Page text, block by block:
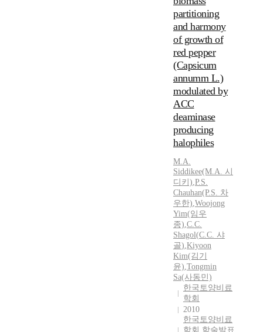
partitioning
and harmony
of growth of
red pepper
(Capsicum
annumm L.)
modulated by
ACC
deaminase
producing
halophiles
M.A.
Siddikee(M.A. 시
디키),P.S.
Chauhan(P.S. 차
우한),Woojong
Yim(임우
종),C.C.
Shagol(C.C. 샤
골),Kiyoon
Kim(김기
윤),Tongmin
Sa(사동민)
한국토양비료
학회
2010
한국토양비료
학회 학술발표